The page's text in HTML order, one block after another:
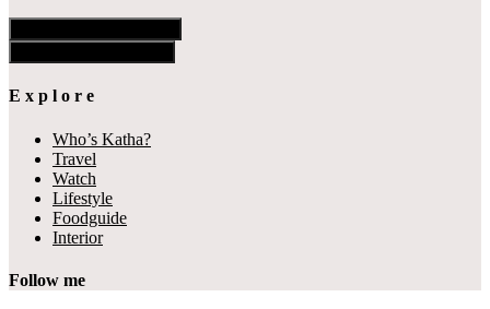
E x p l o r e
Who’s Katha?
Travel
Watch
Lifestyle
Foodguide
Interior
Follow me